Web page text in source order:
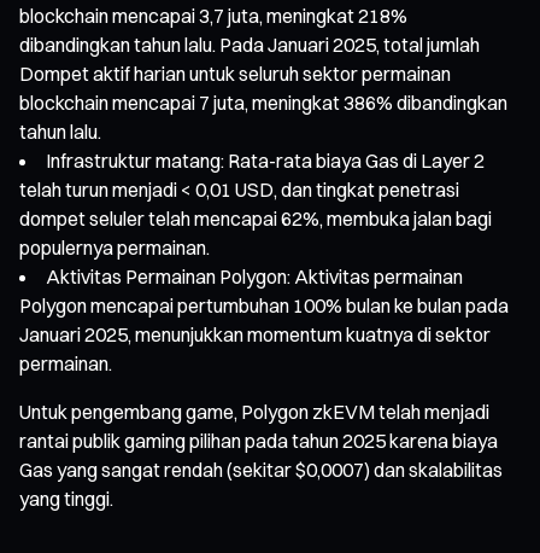
blockchain mencapai 3,7 juta, meningkat 218%
dibandingkan tahun lalu. Pada Januari 2025, total jumlah
Dompet aktif harian untuk seluruh sektor permainan
blockchain mencapai 7 juta, meningkat 386% dibandingkan
tahun lalu.
Infrastruktur matang: Rata-rata biaya Gas di Layer 2
telah turun menjadi < 0,01 USD, dan tingkat penetrasi
dompet seluler telah mencapai 62%, membuka jalan bagi
populernya permainan.
Aktivitas Permainan Polygon: Aktivitas permainan
Polygon mencapai pertumbuhan 100% bulan ke bulan pada
Januari 2025, menunjukkan momentum kuatnya di sektor
permainan.
Untuk pengembang game, Polygon zkEVM telah menjadi
rantai publik gaming pilihan pada tahun 2025 karena biaya
Gas yang sangat rendah (sekitar $0,0007) dan skalabilitas
yang tinggi.